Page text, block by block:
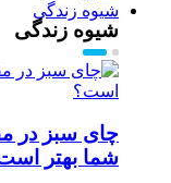
شیوه زندگی
شیوه زندگی
چای سبز در
شما بهتر